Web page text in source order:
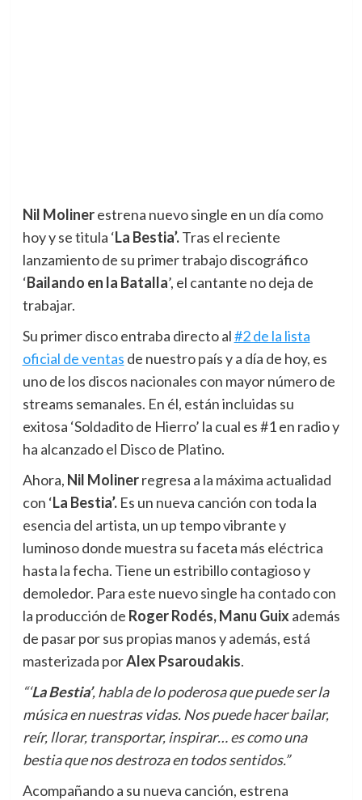
Nil Molinerestrena nuevo single en un día como
hoy y se titula ‘La Bestia’.Tras el reciente
lanzamiento de su primer trabajo discográfico
‘Bailando en la Batalla’, el cantante no deja de
trabajar.
Su primer disco entraba directo al#2 de la lista
oficial de ventas de nuestro país y a día de hoy, es
uno de los discos nacionales con mayor número de
streams semanales. En él, están incluidas su
exitosa ‘Soldadito de Hierro’ la cual es #1 en radio y
ha alcanzado el Disco de Platino.
Ahora, Nil Molinerregresa a la máxima actualidad
con ‘La Bestia’.Es un nueva canción con toda la
esencia del artista, un up tempo vibrante y
luminoso donde muestra su faceta más eléctrica
hasta la fecha. Tiene un estribillo contagioso y
demoledor. Para este nuevo single ha contado con
la producción de Roger Rodés, Manu Guix además
de pasar por sus propias manosy además, está
masterizada porAlex Psaroudakis.
“‘La Bestia’, habla de lo poderosa que puede ser la
música en nuestras vidas. Nos puede hacer bailar,
reír, llorar, transportar, inspirar… es como una
bestia que nos destroza en todos sentidos.”
Acompañando a su nueva canción, estrena